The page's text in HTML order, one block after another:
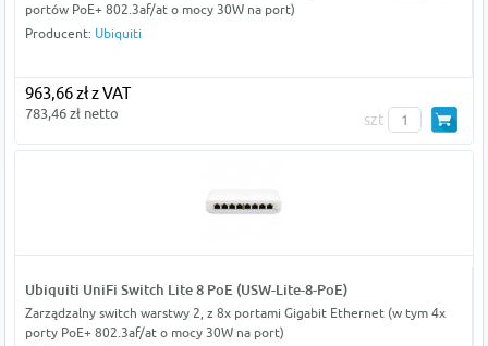
portów PoE+ 802.3af/at o mocy 30W na port)
Producent: Ubiquiti
963,66 zł z VAT
783,46 zł netto szt
Ubiquiti UniFi Switch Lite 8 PoE (USW-Lite-8-PoE)
Zarządzalny switch warstwy 2, z 8x portami Gigabit Ethernet (w tym 4x
porty PoE+ 802.3af/at o mocy 30W na port)